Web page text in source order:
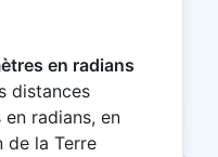
en radians
distances
radians, en
de la Terre